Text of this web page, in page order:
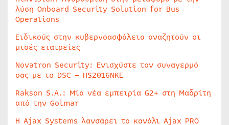
λύση Onboard Security Solution for Bus
Operations
Ειδικούς στην κυβερνοασφάλεια αναζητούν οι
μισές εταιρείες
Novatron Security: Ενισχύστε τον συναγερμό
σας με το DSC – HS2016NKE
Rakson S.A.: Μία νέα εμπειρία G2+ στη Μαδρίτη
από την Golmar
Η Ajax Systems λανσάρει το κανάλι Ajax PRO